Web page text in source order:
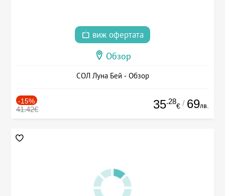
виж офертата
Обзор
СОЛ Луна Бей - Обзор
-15%
41.42€ 35.28
€ / 69лв.